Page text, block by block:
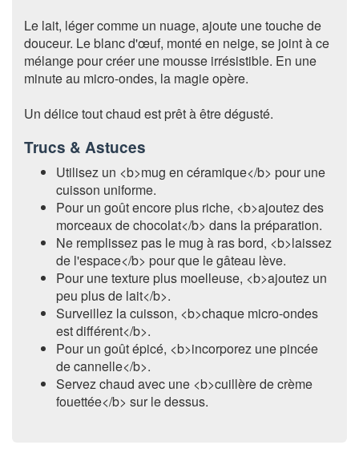
Le lait, léger comme un nuage, ajoute une touche de
douceur. Le blanc d'œuf, monté en neige, se joint à ce
mélange pour créer une mousse irrésistible. En une
minute au micro-ondes, la magie opère.
Un délice tout chaud est prêt à être dégusté.
Trucs & Astuces
Utilisez un <b>mug en céramique</b> pour une
cuisson uniforme.
Pour un goût encore plus riche, <b>ajoutez des
morceaux de chocolat</b> dans la préparation.
Ne remplissez pas le mug à ras bord, <b>laissez
de l'espace</b> pour que le gâteau lève.
Pour une texture plus moelleuse, <b>ajoutez un
peu plus de lait</b>.
Surveillez la cuisson, <b>chaque micro-ondes
est différent</b>.
Pour un goût épicé, <b>incorporez une pincée
de cannelle</b>.
Servez chaud avec une <b>cuillère de crème
fouettée</b> sur le dessus.